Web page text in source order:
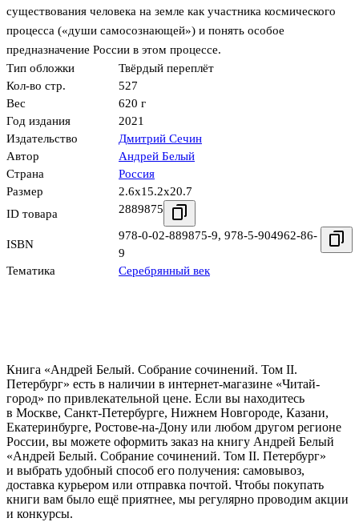
существования человека на земле как участника космического
процесса («души самосознающей») и понять особое
предназначение России в этом процессе.
Тип обложки
Твёрдый переплёт
Кол-во стр.
527
Вес
620 г
Год издания
2021
Издательство
Дмитрий Сечин
Автор
Андрей Белый
Страна
Россия
Размер
2.6x15.2x20.7
ID товара
2889875
ISBN
978-0-02-889875-9, 978-5-904962-86-
9
Тематика
Серебрянный век
Книга «Андрей Белый. Собрание сочинений. Том II.
Петербург» есть в наличии в интернет-магазине «Читай-
город» по привлекательной цене. Если вы находитесь
в Москве, Санкт-Петербурге, Нижнем Новгороде, Казани,
Екатеринбурге, Ростове-на-Дону или любом другом регионе
России, вы можете оформить заказ на книгу Андрей Белый
«Андрей Белый. Собрание сочинений. Том II. Петербург»
и выбрать удобный способ его получения: самовывоз,
доставка курьером или отправка почтой. Чтобы покупать
книги вам было ещё приятнее, мы регулярно проводим акции
и конкурсы.